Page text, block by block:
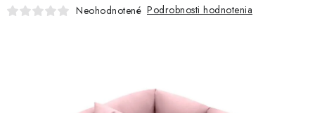
DOMÁCI WELLNESS
Neohodnotené Podrobnosti hodnotenia